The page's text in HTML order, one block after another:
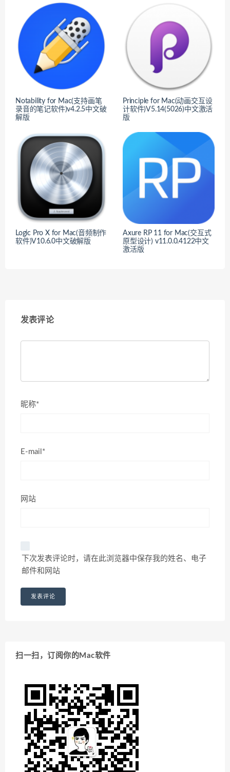
Notability for Mac(支持画笔
录音的笔记软件)v4.2.5中文破
解版
Principle for Mac(动画交互设
计软件)V5.14(5026)中文激活
版
Logic Pro X for Mac(音频制作
软件)V10.6.0中文破解版
Axure RP 11 for Mac(交互式
原型设计) v11.0.0.4122中文
激活版
发表评论
昵称*
E-mail*
网站
下次发表评论时，请在此浏览器中保存我的姓名、电子
邮件和网站
扫一扫，订阅你的Mac软件